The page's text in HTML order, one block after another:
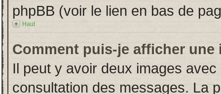
phpBB (voir le lien en bas de
Haut
Comment puis-je afficher une
Il peut y avoir deux images
consultation des messages. La